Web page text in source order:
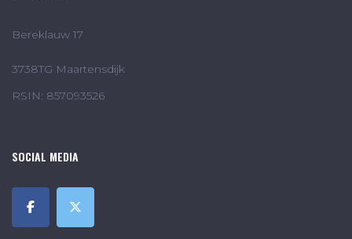
Bereklauw 17
3738TG Maartensdijk
RSIN: 857093526
SOCIAL MEDIA